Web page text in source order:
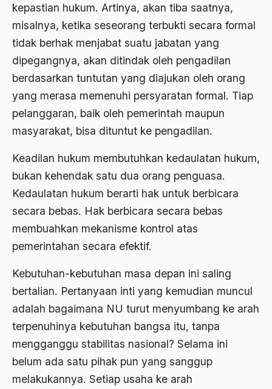
kepastian hukum. Artinya, akan tiba saatnya,
misalnya, ketika seseorang terbukti secara formal
tidak berhak menjabat suatu jabatan yang
dipegangnya, akan ditindak oleh pengadilan
berdasarkan tuntutan yang diajukan oleh orang
yang merasa memenuhi persyaratan formal. Tiap
pelanggaran, baik oleh pemerintah maupun
masyarakat, bisa dituntut ke pengadilan.
Keadilan hukum membutuhkan kedaulatan hukum,
bukan kehendak satu dua orang penguasa.
Kedaulatan hukum berarti hak untuk berbicara
secara bebas. Hak berbicara secara bebas
membuahkan mekanisme kontrol atas
pemerintahan secara efektif.
Kebutuhan-kebutuhan masa depan ini saling
bertalian. Pertanyaan inti yang kemudian muncul
adalah bagaimana NU turut menyumbang ke arah
terpenuhinya kebutuhan bangsa itu, tanpa
mengganggu stabilitas nasional? Selama ini
belum ada satu pihak pun yang sanggup
melakukannya. Setiap usaha ke arah
Bahasa Indonesia
Bahasa Internasional
Bahasa melayu
Bahasa Nasional
Bahsul Masail
Baku Bae
Bambang Pranomo
Bangladesh
bangsa
bangsa arab
Bangsa dan Negara
Bangsa Indonesia
Bangsa Jawa
Bangsa Sunda
Bangsa Tenggang Rasa